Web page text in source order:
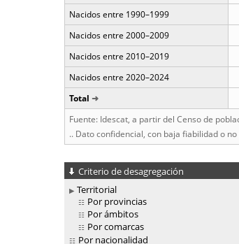
Nacidos entre 1990–1999
Nacidos entre 2000–2009
Nacidos entre 2010–2019
Nacidos entre 2020–2024
Total
Fuente: Idescat, a partir del Censo de
.. Dato confidencial, con baja fiabilidad o
Criterio de desagregación
Territorial
Por provincias
Por ámbitos
Por comarcas
Por nacionalidad